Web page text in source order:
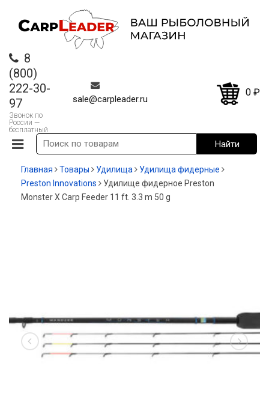
8
(800)
222-30-
97
Звонок по
России —
бесплатный
sale@carpleader.ru
0 ₽
Главная Товары Удилища
Удилища фидерные
Preston Innovations
Удилище фидерное Preston
Monster X Carp Feeder 11 ft. 3.3 m 50 g